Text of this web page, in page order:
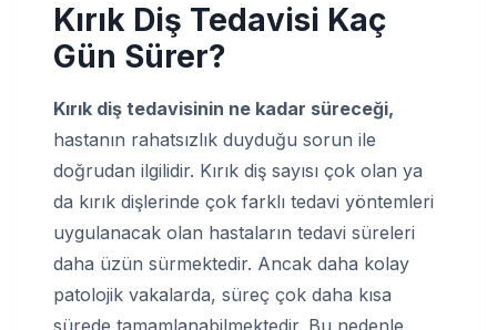
Kırık Diş Tedavisi Kaç
Gün Sürer?
Kırık diş tedavisinin ne kadar süreceği,
hastanın rahatsızlık duyduğu sorun ile
doğrudan ilgilidir. Kırık diş sayısı çok olan ya
da kırık dişlerinde çok farklı tedavi yöntemleri
uygulanacak olan hastaların tedavi süreleri
daha üzün sürmektedir. Ancak daha kolay
patolojik vakalarda, süreç çok daha kısa